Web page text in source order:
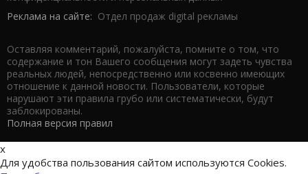
Реклама на сайте: Отдел продаж digital рекламы
Оставляя комментарий, пожалуйста, помните о том, что
содержание и тон Вашего сообщения могут задеть чувства
реальных людей, непосредственно или косвенно имеющих
отношение к данной новости. Пользователи, которые
нарушают эти правила грубо или систематически, будут
заблокированы.
Полная версия правил
x
Для удобства пользования сайтом используются Cookies.